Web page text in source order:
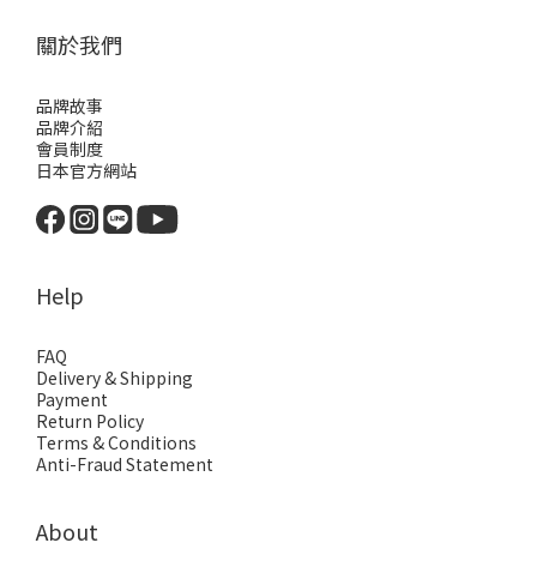
關於我們
品牌故事
品牌介紹
會員制度
日本官方網站
Help
FAQ
Delivery & Shipping
Payment
Return Policy
Terms & Conditions
Anti-Fraud Statement
About